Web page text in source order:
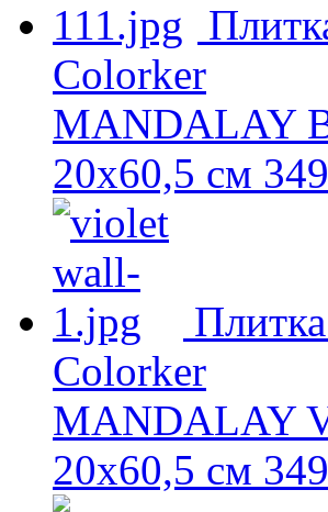
Colorker
MANDALAY
20х60,5 см 349
Colorker
MANDALAY
20х60,5 см 349